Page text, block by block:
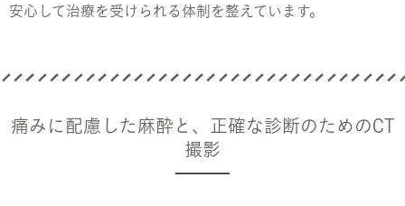
安心して治療を受けられる体制を整えています。
痛みに配慮した麻酔と、正確な診断のためのCT
撮影